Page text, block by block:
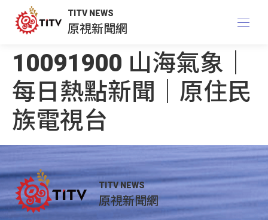
TITV NEWS
原視新聞網
10091900 山海氣象｜
每日熱點新聞｜原住民
族電視台
TITV NEWS
原視新聞網